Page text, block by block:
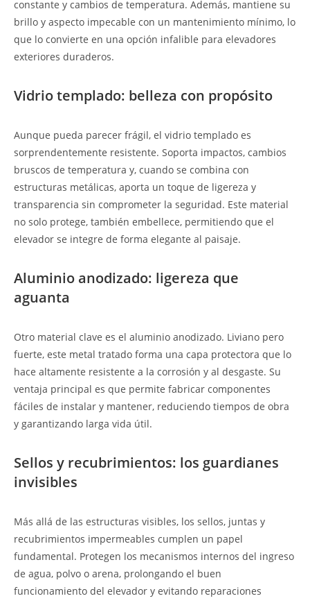
constante y cambios de temperatura. Además, mantiene su
brillo y aspecto impecable con un mantenimiento mínimo, lo
que lo convierte en una opción infalible para elevadores
exteriores duraderos.
Vidrio templado: belleza con propósito
Aunque pueda parecer frágil, el vidrio templado es
sorprendentemente resistente. Soporta impactos, cambios
bruscos de temperatura y, cuando se combina con
estructuras metálicas, aporta un toque de ligereza y
transparencia sin comprometer la seguridad. Este material
no solo protege, también embellece, permitiendo que el
elevador se integre de forma elegante al paisaje.
Aluminio anodizado: ligereza que
aguanta
Otro material clave es el aluminio anodizado. Liviano pero
fuerte, este metal tratado forma una capa protectora que lo
hace altamente resistente a la corrosión y al desgaste. Su
ventaja principal es que permite fabricar componentes
fáciles de instalar y mantener, reduciendo tiempos de obra
y garantizando larga vida útil.
Sellos y recubrimientos: los guardianes
invisibles
Más allá de las estructuras visibles, los sellos, juntas y
recubrimientos impermeables cumplen un papel
fundamental. Protegen los mecanismos internos del ingreso
de agua, polvo o arena, prolongando el buen
funcionamiento del elevador y evitando reparaciones